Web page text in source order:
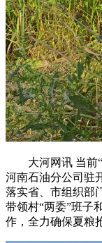
大河网讯 当前
河南石油分公司驻
落实省、市组织部
带领村“两委”班子
作，全力确保夏粮